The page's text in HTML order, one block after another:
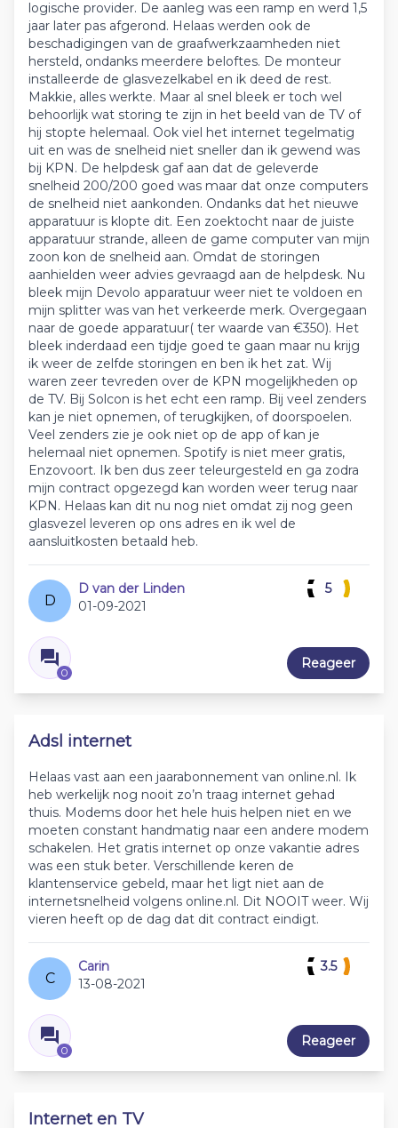
logische provider. De aanleg was een ramp en werd 1,5
jaar later pas afgerond. Helaas werden ook de
beschadigingen van de graafwerkzaamheden niet
hersteld, ondanks meerdere beloftes. De monteur
installeerde de glasvezelkabel en ik deed de rest.
Makkie, alles werkte. Maar al snel bleek er toch wel
behoorlijk wat storing te zijn in het beeld van de TV of
hij stopte helemaal. Ook viel het internet tegelmatig
uit en was de snelheid niet sneller dan ik gewend was
bij KPN. De helpdesk gaf aan dat de geleverde
snelheid 200/200 goed was maar dat onze computers
de snelheid niet aankonden. Ondanks dat het nieuwe
apparatuur is klopte dit. Een zoektocht naar de juiste
apparatuur strande, alleen de game computer van mijn
zoon kon de snelheid aan. Omdat de storingen
aanhielden weer advies gevraagd aan de helpdesk. Nu
bleek mijn Devolo apparatuur weer niet te voldoen en
mijn splitter was van het verkeerde merk. Overgegaan
naar de goede apparatuur( ter waarde van €350). Het
bleek inderdaad een tijdje goed te gaan maar nu krijg
ik weer de zelfde storingen en ben ik het zat. Wij
waren zeer tevreden over de KPN mogelijkheden op
de TV. Bij Solcon is het echt een ramp. Bij veel zenders
kan je niet opnemen, of terugkijken, of doorspoelen.
Veel zenders zie je ook niet op de app of kan je
helemaal niet opnemen. Spotify is niet meer gratis,
Enzovoort. Ik ben dus zeer teleurgesteld en ga zodra
mijn contract opgezegd kan worden weer terug naar
KPN. Helaas kan dit nu nog niet omdat zij nog geen
glasvezel leveren op ons adres en ik wel de
aansluitkosten betaald heb.
D
D van der Linden
01-09-2021
0
5
Reageer
Adsl internet
Helaas vast aan een jaarabonnement van online.nl. Ik
heb werkelijk nog nooit zo’n traag internet gehad
thuis. Modems door het hele huis helpen niet en we
moeten constant handmatig naar een andere modem
schakelen. Het gratis internet op onze vakantie adres
was een stuk beter. Verschillende keren de
klantenservice gebeld, maar het ligt niet aan de
internetsnelheid volgens online.nl. Dit NOOIT weer. Wij
vieren heeft op de dag dat dit contract eindigt.
C
Carin
13-08-2021
0
3.5
Reageer
Internet en TV